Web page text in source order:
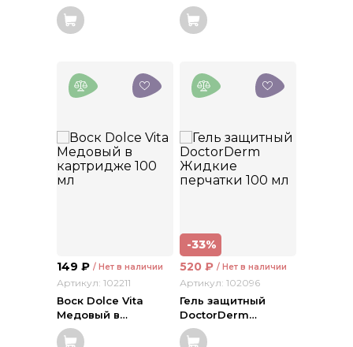
149 ₽ / Нет в наличии
Артикул: 102211
Воск Dolce Vita
Медовый в…
-33%
520 ₽ / Нет в наличии
Артикул: 102096
Гель защитный
DoctorDerm…